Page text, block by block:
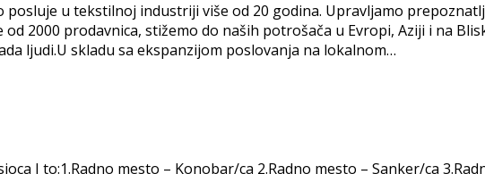
u tekstilnoj industriji više od 20 godina. Upravljamo
od 2000 prodavnica, stižemo do naših potrošača u Evropi, Aziji i na
ljudi.U skladu sa ekspanzijom poslovanja na lokalnom…
I to:1.Radno mesto – Konobar/ca 2.Radno mesto – Sanker/ca